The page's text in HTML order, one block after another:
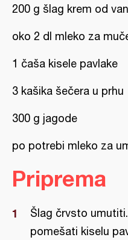
200 g šlag krem od
oko 2 dl mleko za
1 čaša kisele pavlake
3 kašika šečera u prhu
300 g jagode
po potrebi mleko za
Priprema
Šlag črvsto
pomešati kiselu